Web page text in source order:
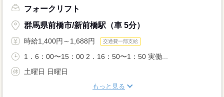
フォークリフト
群馬県前橋市/新前橋駅（車 5分）
時給1,400円～1,688円 交通費一部支給
1．6：00〜15：00 2．16：50〜1：50 実働...
土曜日 日曜日
もっと見る